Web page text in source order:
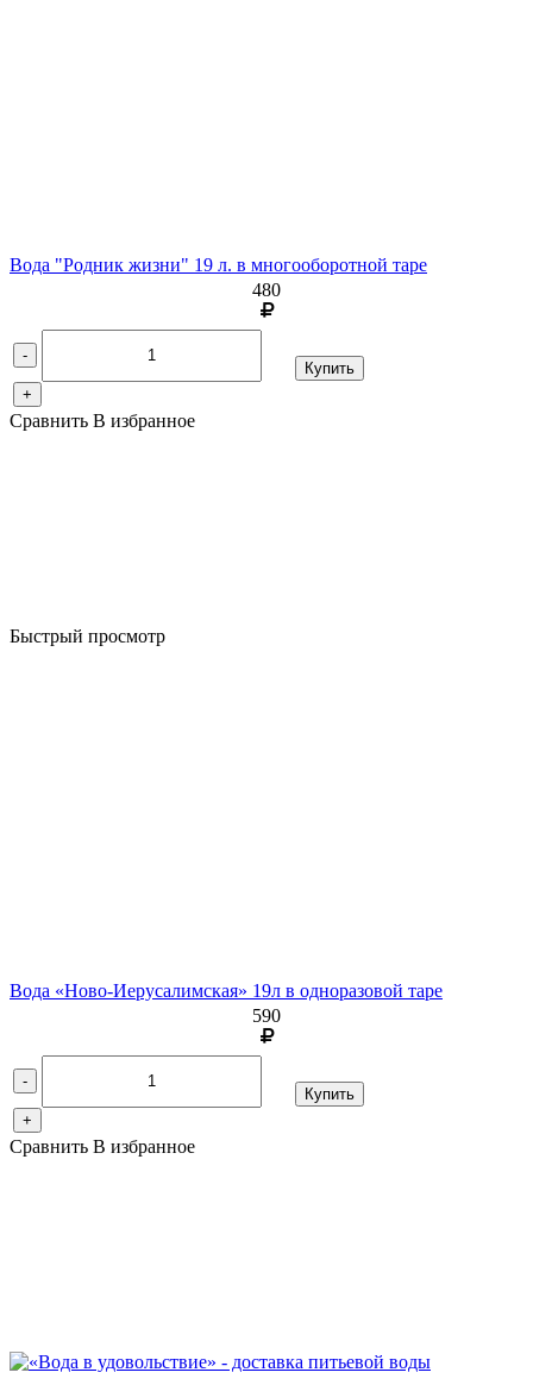
Вода "Родник жизни" 19 л. в многооборотной таре
480
-
+
Купить
Сравнить В избранное
Быстрый просмотр
Вода «Ново-Иерусалимская» 19л в одноразовой таре
590
-
+
Купить
Сравнить В избранное